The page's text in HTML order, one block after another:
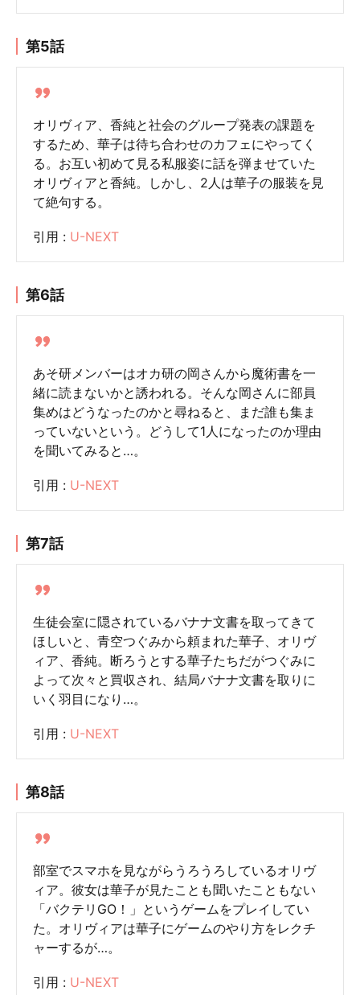
第5話
オリヴィア、香純と社会のグループ発表の課題を
するため、華子は待ち合わせのカフェにやってく
る。お互い初めて見る私服姿に話を弾ませていた
オリヴィアと香純。しかし、2人は華子の服装を見
て絶句する。
引用 : U-NEXT
第6話
あそ研メンバーはオカ研の岡さんから魔術書を一
緒に読まないかと誘われる。そんな岡さんに部員
集めはどうなったのかと尋ねると、まだ誰も集ま
っていないという。どうして1人になったのか理由
を聞いてみると…。
引用 : U-NEXT
第7話
生徒会室に隠されているバナナ文書を取ってきて
ほしいと、青空つぐみから頼まれた華子、オリヴ
ィア、香純。断ろうとする華子たちだがつぐみに
よって次々と買収され、結局バナナ文書を取りに
いく羽目になり…。
引用 : U-NEXT
第8話
部室でスマホを見ながらうろうろしているオリヴ
ィア。彼女は華子が見たことも聞いたこともない
「バクテリGO！」というゲームをプレイしてい
た。オリヴィアは華子にゲームのやり方をレクチ
ャーするが…。
引用 : U-NEXT